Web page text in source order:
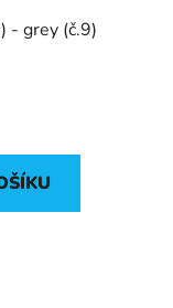
- grey (č.9)